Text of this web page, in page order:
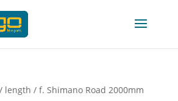
/ f. Shimano Road 2000mm